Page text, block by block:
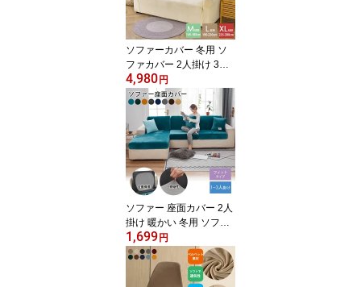
取付 洗える 洗濯可 リビ
ング
ソファーカバー 冬用 ソ
ファカバー 2人掛け 3人
掛け 肘付き 北欧 厚手 伸
縮性 ストレッチ 高級感
ソファー カバー フィッ
トカバー 伸びる ストレ
ッチ性 無地 シンプル 簡
単取付 洗える 洗濯可 リ
ビング
4,980円
ソファー 座面カバー 2人
掛け 暖かい 冬用 ソファ
ーカバー 背もたれ スト
レッチ 3人掛け 北欧 ソフ
ァカバー 暖かい かける
だけ 伸縮性 一人掛け ソ
1,699円